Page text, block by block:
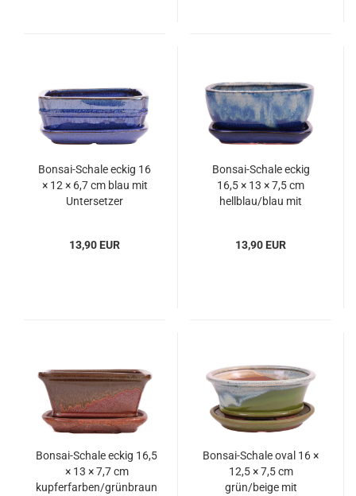
Bonsai-Schale eckig 16
× 12 × 6,7 cm blau mit
Untersetzer
13,90 EUR
Bonsai-Schale eckig
16,5 × 13 × 7,5 cm
hellblau/blau mit
13,90 EUR
Bonsai-Schale eckig 16,5
× 13 × 7,7 cm
kupferfarben/grünbraun
Bonsai-Schale oval 16 ×
12,5 × 7,5 cm
grün/beige mit